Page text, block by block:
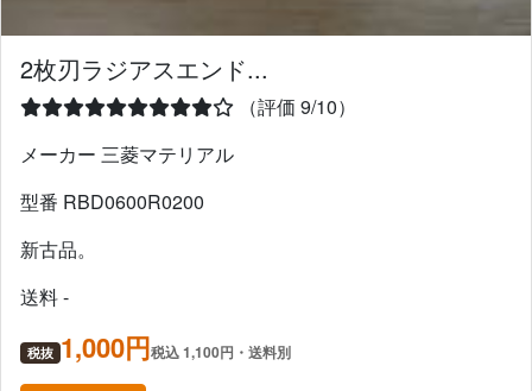
2枚刃ラジアスエンド...
（評価 9/10）
メーカー 三菱マテリアル
型番 RBD0600R0200
新古品。
送料 -
税抜 1,000円税込 1,100円・送料別